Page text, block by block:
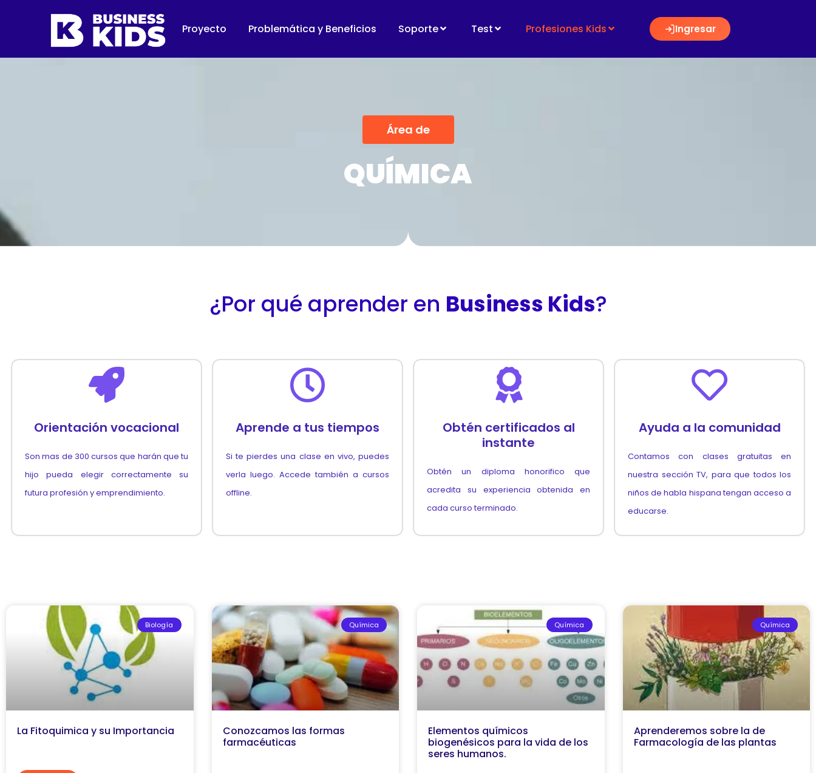
Proyecto Problemática y Beneficios Soporte Test Profesiones Kids Ingresar
Área de
QUÍMICA
¿Por qué aprender en Business Kids?
Orientación vocacional
Son mas de 300 cursos que harán que tu
hijo pueda elegir correctamente su
futura profesión y emprendimiento.
Aprende a tus tiempos
Si te pierdes una clase en vivo, puedes
verla luego. Accede también a cursos
offline.
Obtén certificados al
instante
Obtén un diploma honorifico que
acredita su experiencia obtenida en
cada curso terminado.
Ayuda a la comunidad
Contamos con clases gratuitas en
nuestra sección TV, para que todos los
niños de habla hispana tengan acceso a
educarse.
Biología
La Fitoquimica y su Importancia
Química
Conozcamos las formas
farmacéuticas
Química
Elementos químicos
biogenésicos para la vida de los
seres humanos.
Química
Aprenderemos sobre la de
Farmacología de las plantas